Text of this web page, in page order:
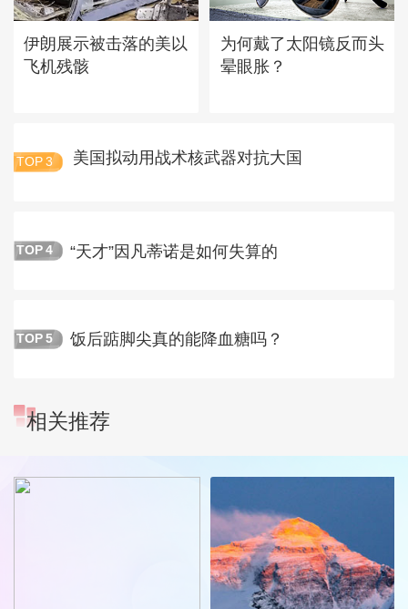
伊朗展示被击落的美以
飞机残骸
为何戴了太阳镜反而头
晕眼胀？
TOP 3 美国拟动用战术核武器对抗大国
TOP 4 “天才”因凡蒂诺是如何失算的
TOP 5 饭后踮脚尖真的能降血糖吗？
相关推荐